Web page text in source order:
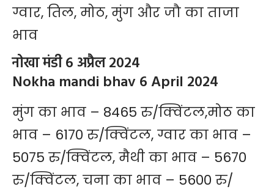
ग्वार, तिल, मोठ, मुंग और जौ का ताजा
भाव
नोखा मंडी 6 अप्रैल 2024
Nokha mandi bhav 6 April 2024
मुंग का भाव – 8465 रु/क्विंटल,मोठ का
भाव – 6170 रु/क्विंटल, ग्वार का भाव –
5075 रु/क्विंटल, मैथी का भाव – 5670
रु/क्विंटल, चना का भाव – 5600 रु/